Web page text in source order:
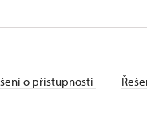
o přístupnosti